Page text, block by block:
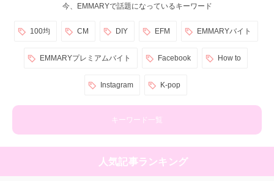
今、EMMARYで話題になっているキーワード
100均 CM DIY EFM EMMARYバイト
EMMARYプレミアムバイト Facebook How to
Instagram K-pop
キーワード一覧
人気記事ランキング